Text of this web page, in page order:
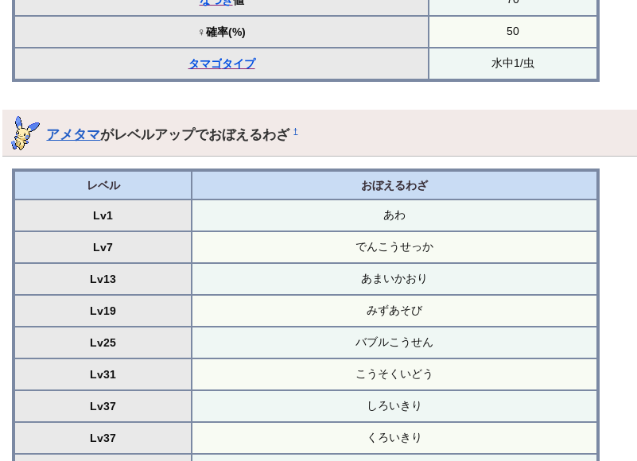
♀確率(%) 50
タマゴタイプ 水中1/虫
アメタマがレベルアップでおぼえるわざ†
レベル おぼえるわざ
Lv1 あわ
Lv7 でんこうせっか
Lv13 あまいかおり
Lv19 みずあそび
Lv25 バブルこうせん
Lv31 こうそくいどう
Lv37 しろいきり
Lv37 くろいきり